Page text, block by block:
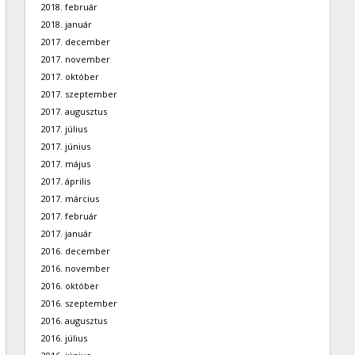
2018. február
2018. január
2017. december
2017. november
2017. október
2017. szeptember
2017. augusztus
2017. július
2017. június
2017. május
2017. április
2017. március
2017. február
2017. január
2016. december
2016. november
2016. október
2016. szeptember
2016. augusztus
2016. július